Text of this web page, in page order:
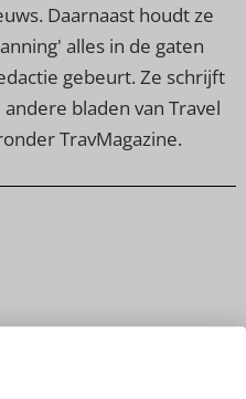
Daarnaast houdt ze
alles in de gaten
gebeurt. Ze schrijft
bladen van Travel
TravMagazine.